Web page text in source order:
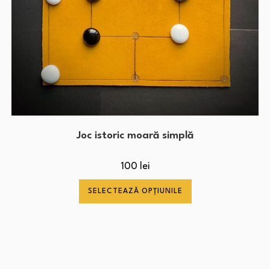
Joc istoric moară simplă
100 lei
SELECTEAZĂ OPȚIUNILE